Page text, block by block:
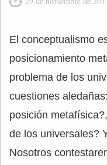
El conceptualismo
posicionamiento
problema de los
cuestiones
posición
de los universales?
Nosotros